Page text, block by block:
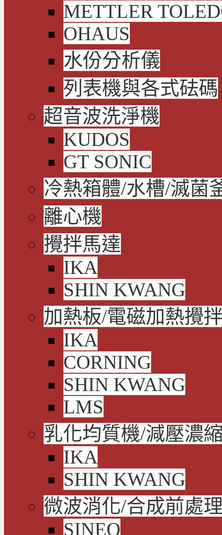
METTLER
OHAUS
水份分析儀
列表機與各式砝碼
超音波洗淨機
KUDOS
GT SONIC
冷熱箱體/水槽/滅菌
離心機
攪拌馬達
IKA
SHIN KWANG
加熱板/電磁加熱攪
IKA
CORNING
SHIN KWANG
LMS
乳化均質機/減壓濃
IKA
SHIN KWANG
微波消化/合成前處
SINEO